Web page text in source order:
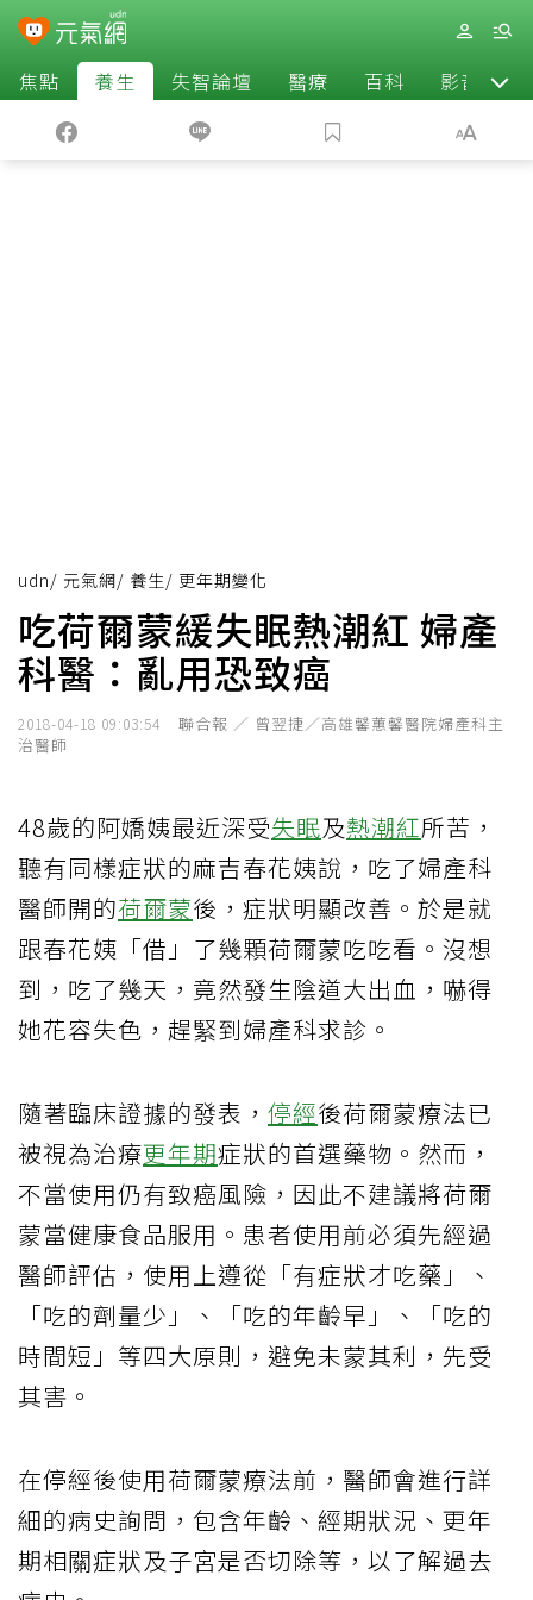
焦點 養生 失智論壇 醫療 百科 影音
udn/ 元氣網/ 養生/ 更年期變化
吃荷爾蒙緩失眠熱潮紅 婦產
科醫：亂用恐致癌
2018-04-18 09:03:54
聯合報 ／ 曾翌捷／高雄馨蕙馨醫院婦產科主
治醫師
48歲的阿嬌姨最近深受失眠及熱潮紅所苦，
聽有同樣症狀的麻吉春花姨說，吃了婦產科
醫師開的荷爾蒙後，症狀明顯改善。於是就
跟春花姨「借」了幾顆荷爾蒙吃吃看。沒想
到，吃了幾天，竟然發生陰道大出血，嚇得
她花容失色，趕緊到婦產科求診。
隨著臨床證據的發表， 停經後荷爾蒙療法已
被視為治療更年期症狀的首選藥物。然而，
不當使用仍有致癌風險，因此不建議將荷爾
蒙當健康食品服用。患者使用前必須先經過
醫師評估，使用上遵從「有症狀才吃藥」、
「吃的劑量少」、「吃的年齡早」、「吃的
時間短」等四大原則，避免未蒙其利，先受
其害。
在停經後使用荷爾蒙療法前，醫師會進行詳
細的病史詢問，包含年齡、經期狀況、更年
期相關症狀及子宮是否切除等，以了解過去